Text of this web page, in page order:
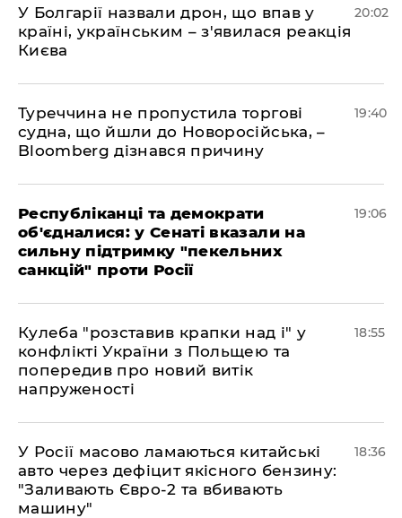
У Болгарії назвали дрон, що впав у
країні, українським – з'явилася реакція
Києва
20:02
Туреччина не пропустила торгові
судна, що йшли до Новоросійська, –
Bloomberg дізнався причину
19:40
Республіканці та демократи
об'єдналися: у Сенаті вказали на
сильну підтримку "пекельних
санкцій" проти Росії
19:06
Кулеба "розставив крапки над і" у
конфлікті України з Польщею та
попередив про новий витік
напруженості
18:55
У Росії масово ламаються китайські
авто через дефіцит якісного бензину:
"Заливають Євро-2 та вбивають
машину"
18:36